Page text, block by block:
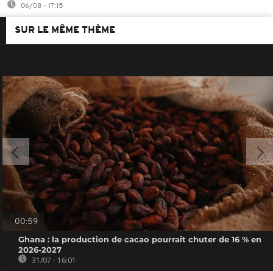
06/08 - 17:15
SUR LE MÊME THÈME
00:59
Ghana : la production de cacao pourrait chuter de 16 % en
2026-2027
31/07 - 16:01